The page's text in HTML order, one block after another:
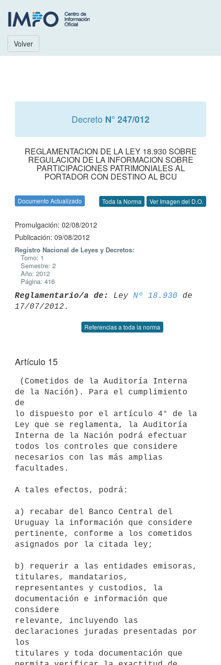
Volver
Decreto N° 247/012
REGLAMENTACION DE LA LEY 18.930 SOBRE
REGULACION DE LA INFORMACION SOBRE
PARTICIPACIONES PATRIMONIALES AL
PORTADOR CON DESTINO AL BCU
Documento Actualizado Toda la Norma Ver Imagen del D.O.
Promulgación: 02/08/2012
Publicación: 09/08/2012
Registro Nacional de Leyes y Decretos:
Tomo: 1
Semestre: 2
Año: 2012
Página: 416
Reglamentario/a de: Ley Nº 18.930 de
Referencias a toda la norma
Artículo 15
de la Nación). Para el cumplimiento
de
lo dispuesto por el artículo 4° de la
Ley que se reglamenta, la Auditoría
Interna de la Nación podrá efectuar
todos los controles que considere
necesarios con las más amplias
facultades.
A tales efectos, podrá:
a) recabar del Banco Central del
Uruguay la información que considere
pertinente, conforme a los cometidos
asignados por la citada ley;
b) requerir a las entidades emisoras,
titulares, mandatarios,
representantes y custodios, la
documentación e información que
considere
relevante, incluyendo las
declaraciones juradas presentadas por
los
titulares y toda documentación que